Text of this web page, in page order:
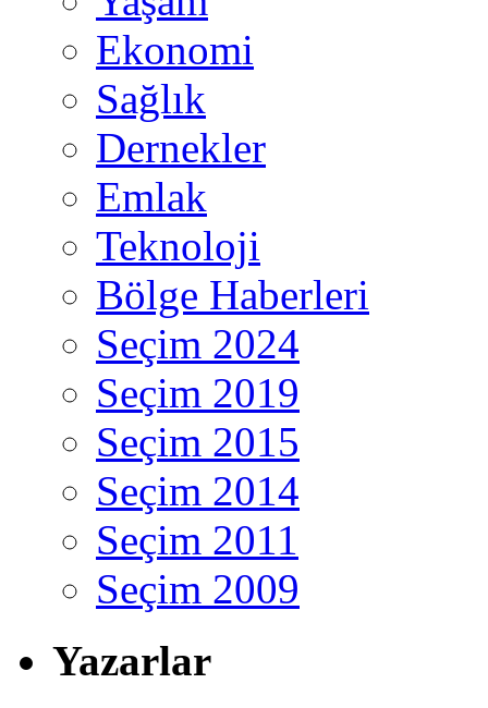
Ekonomi
Sağlık
Dernekler
Emlak
Teknoloji
Bölge Haberleri
Seçim 2024
Seçim 2019
Seçim 2015
Seçim 2014
Seçim 2011
Seçim 2009
Yazarlar